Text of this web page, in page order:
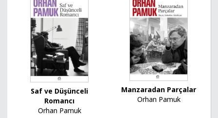
Saf ve Düşünceli
Romancı
Orhan Pamuk
Manzaradan Parçalar
Orhan Pamuk